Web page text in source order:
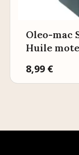
Oleo-mac
Huile
Prix
8,99 €